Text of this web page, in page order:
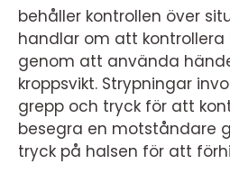
behåller kontrollen över
handlar om att
genom att använda
kroppsvikt. Strypningar
grepp och tryck för att
besegra en motståndare
tryck på halsen för att